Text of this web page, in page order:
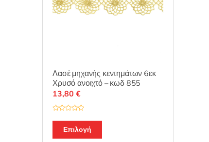
Λασέ μηχανής κεντημάτων 6εκ
Χρυσό ανοιχτό – κωδ 855
α
ο
13,80 €
Επιλογή